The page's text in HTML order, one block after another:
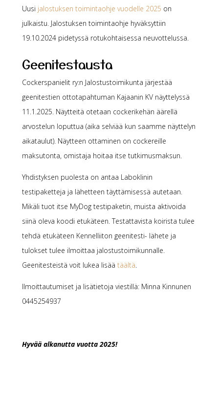
Uusi jalostuksen toimintaohje vuodelle 2025 on
julkaistu. Jalostuksen toimintaohje hyväksyttiin
19.10.2024 pidetyssä rotukohtaisessa neuvottelussa.
Geenitestausta
Cockerspanielit ry:n Jalostustoimikunta järjestää
geenitestien ottotapahtuman Kajaanin KV näyttelyssä
11.1.2025. Näytteitä otetaan cockerikehän äärellä
arvostelun loputtua (aika selviää kun saamme näyttelyn
aikataulut). Näytteen ottaminen on cockereille
maksutonta, omistaja hoitaa itse tutkimusmaksun.
Yhdistyksen puolesta on antaa Laboklinin
testipaketteja ja lähetteen täyttämisessä autetaan.
Mikäli tuot itse MyDog testipaketin, muista aktivoida
siinä oleva koodi etukäteen. Testattavista koirista tulee
tehdä etukäteen Kennelliiton geenitesti- lähete ja
tulokset tulee ilmoittaa jalostustoimikunnalle.
Geenitesteistä voit lukea lisää täältä.
Ilmoittautumiset ja lisätietoja viestillä: Minna Kinnunen
0445254937
Hyvää alkanutta vuotta 2025!